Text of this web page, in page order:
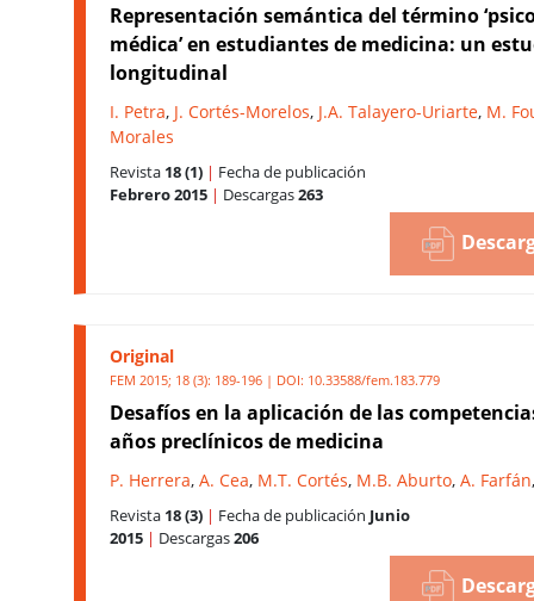
Representación semántica del término
médica’ en estudiantes de medicina: un
longitudinal
I. Petra, J. Cortés-Morelos, J.A. Talayero-Uriarte, M.
Morales
Revista 18 (1) | Fecha de publicación
Febrero 2015 | Descargas263
Original
FEM 2015; 18 (3): 189-196 | DOI: 10.33588/fem.183.779
Desafíos en la aplicación de las
años preclínicos de medicina
P. Herrera, A. Cea, M.T. Cortés, M.B. Aburto, A. Farfán
Revista 18 (3) | Fecha de publicación Junio
2015 | Descargas206